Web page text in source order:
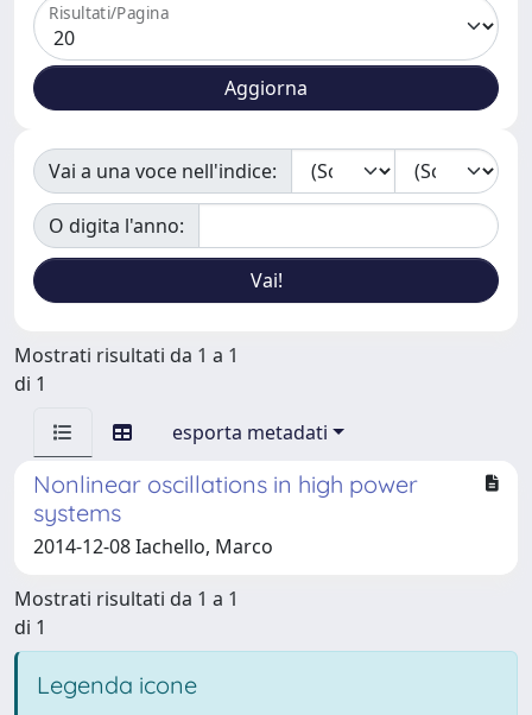
Risultati/Pagina
Vai a una voce nell'indice:
O digita l'anno:
Mostrati risultati da 1 a 1
di 1
esporta metadati
Nonlinear oscillations in high power
systems
2014-12-08 Iachello, Marco
Mostrati risultati da 1 a 1
di 1
Legenda icone